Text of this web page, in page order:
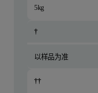
5kg
†
以样品为准
††